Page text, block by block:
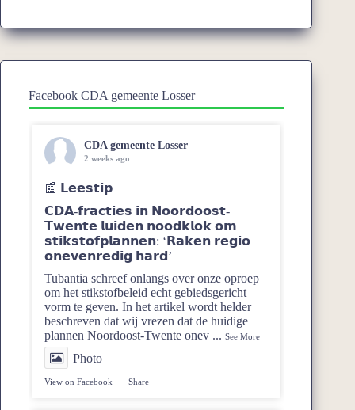
Facebook CDA gemeente Losser
CDA gemeente Losser
2 weeks ago
📰 𝗟𝗲𝗲𝘀𝘁𝗶𝗽
𝗖𝗗𝗔-𝗳𝗿𝗮𝗰𝘁𝗶𝗲𝘀 𝗶𝗻 𝗡𝗼𝗼𝗿𝗱𝗼𝗼𝘀𝘁-
𝗧𝘄𝗲𝗻𝘁𝗲 𝗹𝘂𝗶𝗱𝗲𝗻 𝗻𝗼𝗼𝗱𝗸𝗹𝗼𝗸 𝗼𝗺
𝘀𝘁𝗶𝗸𝘀𝘁𝗼𝗳𝗽𝗹𝗮𝗻𝗻𝗲𝗻: ‘𝗥𝗮𝗸𝗲𝗻 𝗿𝗲𝗴𝗶𝗼
𝗼𝗻𝗲𝘃𝗲𝗻𝗿𝗲𝗱𝗶𝗴 𝗵𝗮𝗿𝗱’
Tubantia schreef onlangs over onze oproep
om het stikstofbeleid echt gebiedsgericht
vorm te geven. In het artikel wordt helder
beschreven dat wij vrezen dat de huidige
plannen Noordoost‑Twente onev ... See More
Photo
View on Facebook · Share